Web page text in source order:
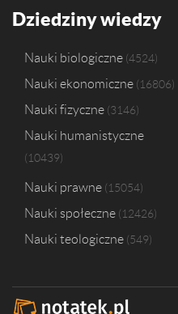
Dziedziny wiedzy
Nauki biologiczne 4524
Nauki ekonomiczne 16806
Nauki fizyczne 3146
Nauki humanistyczne
10439
Nauki prawne 15054
Nauki społeczne 12426
Nauki teologiczne 549